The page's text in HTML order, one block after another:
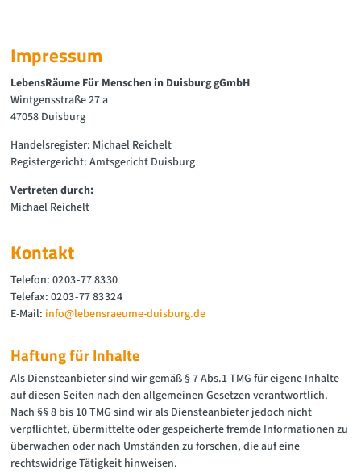
Impressum
LebensRäume Für Menschen in Duisburg gGmbH
Wintgensstraße 27 a
47058 Duisburg
Handelsregister: Michael Reichelt
Registergericht: Amtsgericht Duisburg
Vertreten durch:
Michael Reichelt
Kontakt
Telefon: 02 03 - 77 83 30
Telefax: 02 03 - 77 83 32 4
E-Mail: info@lebensraeume-duisburg.de
Haftung für Inhalte
Als Diensteanbieter sind wir gemäß § 7 Abs.1 TMG für eigene Inhalte
auf diesen Seiten nach den allgemeinen Gesetzen verantwortlich.
Nach §§ 8 bis 10 TMG sind wir als Diensteanbieter jedoch nicht
verpflichtet, übermittelte oder gespeicherte fremde Informationen zu
überwachen oder nach Umständen zu forschen, die auf eine
rechtswidrige Tätigkeit hinweisen.